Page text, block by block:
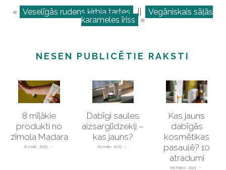
« Veselīgās rudens ķirbja tartes ||
Vegāniskais sāļās
karameles īriss
»
NESEN PUBLICĒTIE RAKSTI
8 mīļākie
produkti no
zīmola Madara
31 maijs, 2023
Dabīgi saules
aizsarglīdzekļi –
kas jauns?
19 maijs, 2023
Kas jauns
dabīgās
kosmētikas
pasaulē? 10
atradumi
09 Marts, 2023